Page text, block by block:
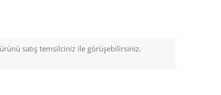
ürünü satış temsilciniz ile görüşebilirsiniz.